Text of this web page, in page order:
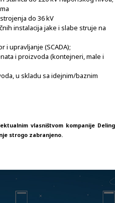
do 36 kV
instalacija jake i slabe struje na
i upravljanje (SCADA);
i proizvoda (kontejneri, male i
u skladu sa idejnim/baznim
vlasništvom kompanije Deling
strogo zabranjeno.